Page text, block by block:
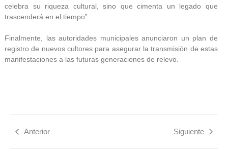
celebra su riqueza cultural, sino que cimenta un legado que
trascenderá en el tiempo”.
Finalmente, las autoridades municipales anunciaron un plan de
registro de nuevos cultores para asegurar la transmisión de estas
manifestaciones a las futuras generaciones de relevo.
Anterior Siguiente